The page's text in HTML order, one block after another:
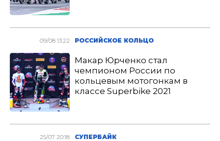
09/08 13:22 РОССИЙСКОЕ КОЛЬЦО
Макар Юрченко стал
чемпионом России по
кольцевым мотогонкам в
классе Superbike 2021
25/07 20:18 СУПЕРБАЙК